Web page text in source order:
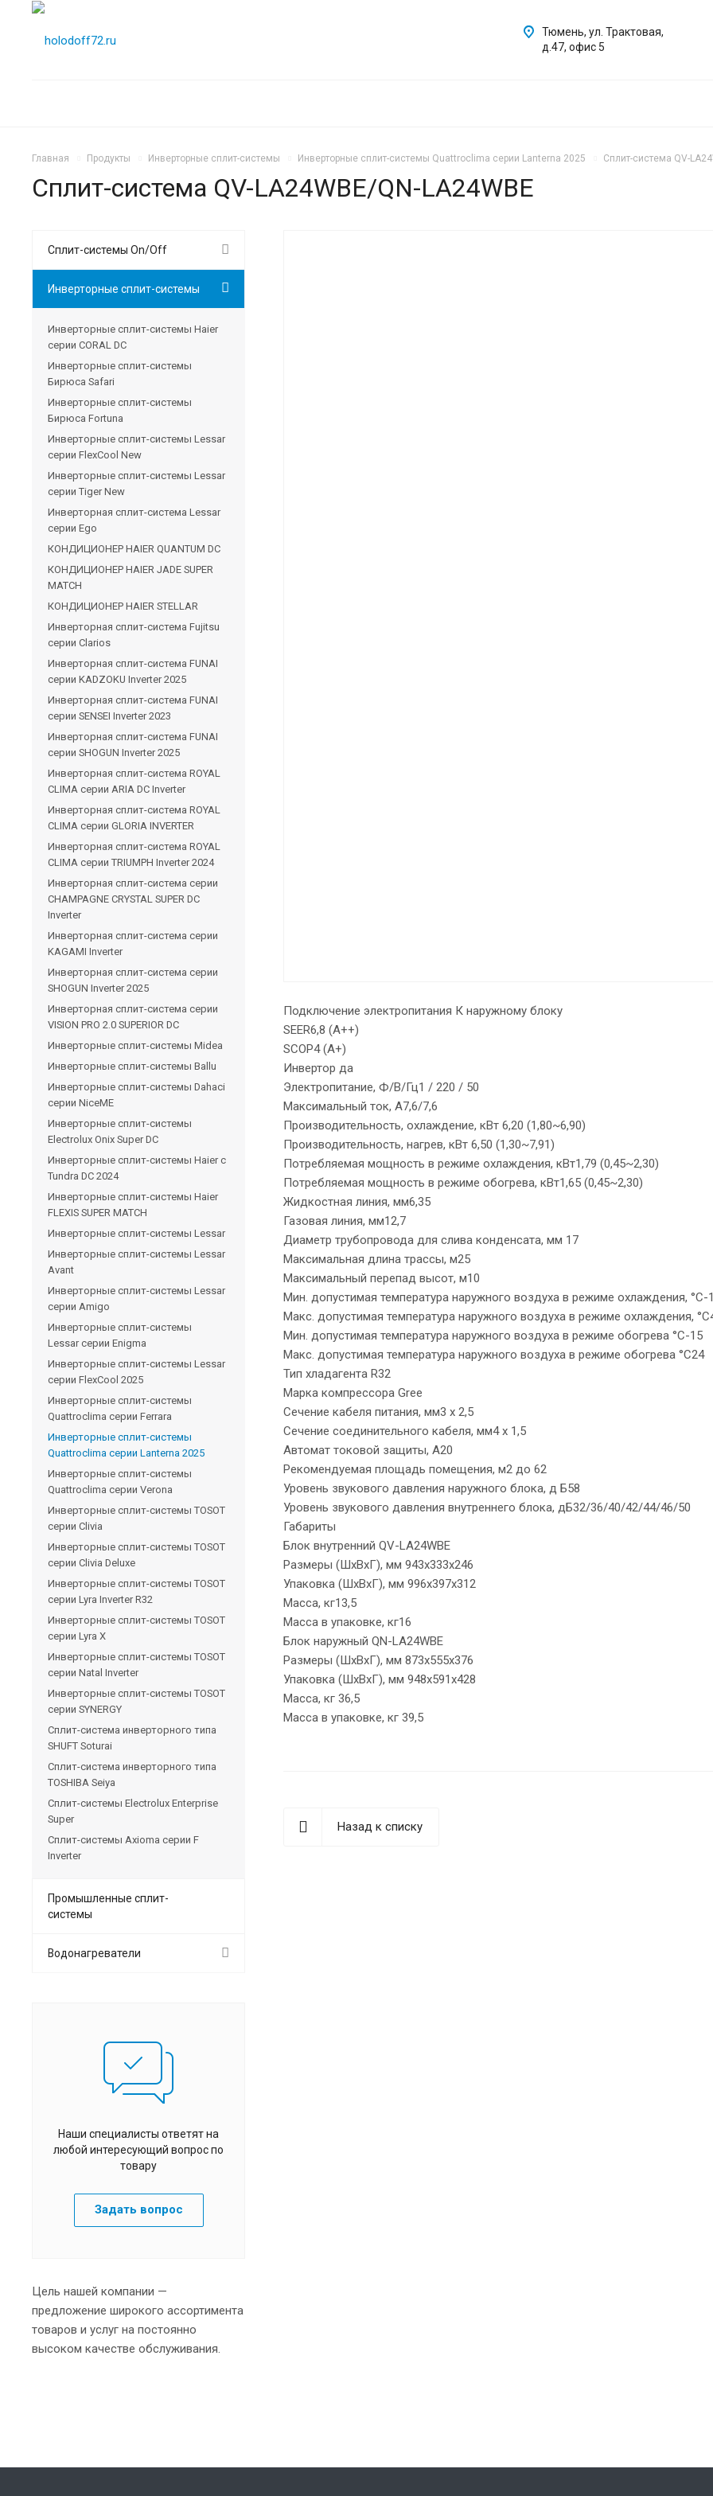
Тюмень, ул. Трактовая,
д.47, офис 5
Главная Продукты Инверторные сплит-системы Инверторные сплит-системы Quattroclima серии Lanterna 2025 Сплит-система QV-
Сплит-система QV-LA24WBE/QN-LA24WBE
Подключение электропитания К наружному блоку
SEER6,8 (A++)
SCOP4 (A+)
Инвертор да
Электропитание, Ф/В/Гц1 / 220 / 50
Максимальный ток, А7,6/7,6
Производительность, охлаждение, кВт 6,20 (1,80~6,90)
Производительность, нагрев, кВт 6,50 (1,30~7,91)
Потребляемая мощность в режиме охлаждения, кВт1,79 (0,45~2,30)
Потребляемая мощность в режиме обогрева, кВт1,65 (0,45~2,30)
Жидкостная линия, мм6,35
Газовая линия, мм12,7
Диаметр трубопровода для слива конденсата, мм 17
Максимальная длина трассы, м25
Максимальный перепад высот, м10
Мин. допустимая температура наружного воздуха в режиме охлаждения, °С-
Макс. допустимая температура наружного воздуха в режиме охлаждения,
Мин. допустимая температура наружного воздуха в режиме обогрева °С-15
Макс. допустимая температура наружного воздуха в режиме обогрева °С24
Тип хладагента R32
Марка компрессора Gree
Сечение кабеля питания, мм3 х 2,5
Сечение соединительного кабеля, мм4 х 1,5
Автомат токовой защиты, A20
Рекомендуемая площадь помещения, м2 до 62
Уровень звукового давления наружного блока, д Б58
Уровень звукового давления внутреннего блока, дБ32/36/40/42/44/46/50
Габариты
Блок внутренний QV-LA24WBE
Размеры (ШхВхГ), мм 943x333x246
Упаковка (ШхВхГ), мм 996x397x312
Масса, кг13,5
Масса в упаковке, кг16
Блок наружный QN-LA24WBE
Размеры (ШхВхГ), мм 873x555x376
Упаковка (ШхВхГ), мм 948x591x428
Масса, кг 36,5
Масса в упаковке, кг 39,5
Назад к списку
Сплит-системы On/Off
Инверторные сплит-системы
Инверторные сплит-системы Haier
серии CORAL DC
Инверторные сплит-системы
Бирюса Safari
Инверторные сплит-системы
Бирюса Fortuna
Инверторные сплит-системы Lessar
серии FlexCool New
Инверторные сплит-системы Lessar
серии Tiger New
Инверторная сплит-система Lessar
серии Ego
КОНДИЦИОНЕР HAIER QUANTUM DC
КОНДИЦИОНЕР HAIER JADE SUPER
MATCH
КОНДИЦИОНЕР HAIER STELLAR
Инверторная сплит-система Fujitsu
серии Clarios
Инверторная сплит-система FUNAI
серии KADZOKU Inverter 2025
Инверторная сплит-система FUNAI
серии SENSEI Inverter 2023
Инверторная сплит-система FUNAI
серии SHOGUN Inverter 2025
Инверторная сплит-система ROYAL
CLIMA серии ARIA DC Inverter
Инверторная сплит-система ROYAL
CLIMA серии GLORIA INVERTER
Инверторная сплит-система ROYAL
CLIMA серии TRIUMPH Inverter 2024
Инверторная сплит-система серии
CHAMPAGNE CRYSTAL SUPER DC
Inverter
Инверторная сплит-система серии
KAGAMI Inverter
Инверторная сплит-система серии
SHOGUN Inverter 2025
Инверторная сплит-система серии
VISION PRO 2.0 SUPERIOR DC
Инверторные сплит-системы Midea
Инверторные сплит-системы Ballu
Инверторные сплит-системы Dahaci
серии NiceME
Инверторные сплит-системы
Electrolux Onix Super DC
Инверторные сплит-системы Haier c
Tundra DC 2024
Инверторные сплит-системы Haier
FLEXIS SUPER MATCH
Инверторные сплит-системы Lessar
Инверторные сплит-системы Lessar
Avant
Инверторные сплит-системы Lessar
серии Amigo
Инверторные сплит-системы
Lessar серии Enigma
Инверторные сплит-системы Lessar
серии FlexCool 2025
Инверторные сплит-системы
Quattroclima серии Ferrara
Инверторные сплит-системы
Quattroclima серии Lanterna 2025
Инверторные сплит-системы
Quattroclima серии Verona
Инверторные сплит-системы TOSOT
серии Clivia
Инверторные сплит-системы TOSOT
серии Clivia Deluxe
Инверторные сплит-системы TOSOT
серии Lyra Inverter R32
Инверторные сплит-системы TOSOT
серии Lyra X
Инверторные сплит-системы TOSOT
серии Natal Inverter
Инверторные сплит-системы TOSOT
серии SYNERGY
Сплит-система инверторного типа
SHUFT Soturai
Сплит-система инверторного типа
TOSHIBA Seiya
Сплит-системы Electrolux Enterprise
Super
Сплит-системы Axioma серии F
Inverter
Промышленные сплит-
системы
Водонагреватели
Наши специалисты ответят на
любой интересующий вопрос по
товару
Задать вопрос
Цель нашей компании —
предложение широкого ассортимента
товаров и услуг на постоянно
высоком качестве обслуживания.